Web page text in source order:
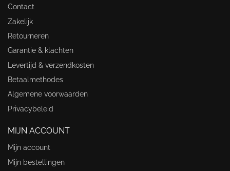
Contact
Zakelijk
Retourneren
Garantie & klachten
Levertijd & verzendkosten
Betaalmethodes
Algemene voorwaarden
Privacybeleid
MIJN ACCOUNT
Mijn account
Mijn bestellingen